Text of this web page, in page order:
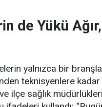
de Yükü
yalnızca bir branşla
teknisyenlere kadar
ilçe sağlık